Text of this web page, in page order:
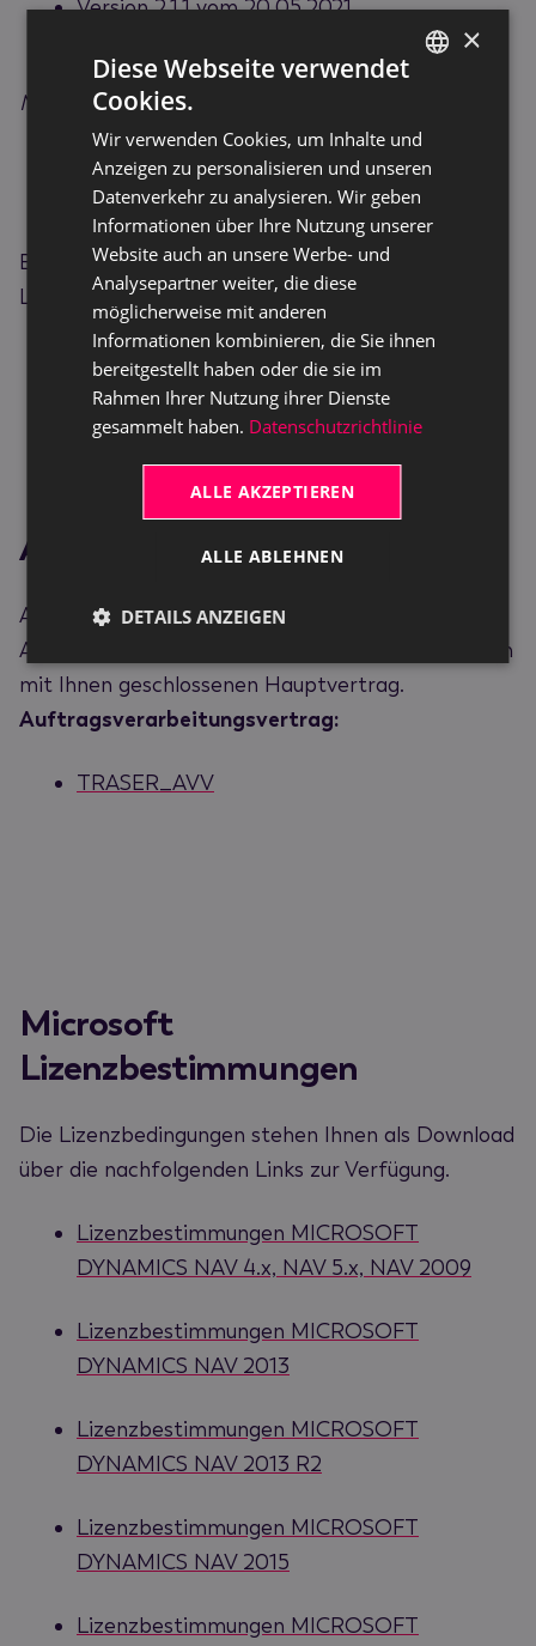
Version 2.1.1 vom 20.05.2021
Nutzung:
Version 2.1 vom 20.05.2021
Version 3.0 vom 18.01.2022
Bitte beachten Sie auch die Microsoft
Lizenzbedingungen.
Auftragsverarbeitungsvertrag
Auf dieser Seite finden Sie den aktuell gültigen
Auftragsverarbeitungsvertrag, eine Anlage zu dem
mit Ihnen geschlossenen Hauptvertrag.
Auftragsverarbeitungsvertrag:
TRASER_AVV
Microsoft
Lizenzbestimmungen
Die Lizenzbedingungen stehen Ihnen als Download
über die nachfolgenden Links zur Verfügung.
Lizenzbestimmungen MICROSOFT
DYNAMICS NAV 4.x, NAV 5.x, NAV 2009
Lizenzbestimmungen MICROSOFT
DYNAMICS NAV 2013
Lizenzbestimmungen MICROSOFT
DYNAMICS NAV 2013 R2
Lizenzbestimmungen MICROSOFT
DYNAMICS NAV 2015
Lizenzbestimmungen MICROSOFT
ENGLISH
×
Diese Webseite verwendet
Cookies.
Wir verwenden Cookies, um Inhalte und
Anzeigen zu personalisieren und unseren
Datenverkehr zu analysieren. Wir geben
Informationen über Ihre Nutzung unserer
Website auch an unsere Werbe- und
Analysepartner weiter, die diese
möglicherweise mit anderen
Informationen kombinieren, die Sie ihnen
bereitgestellt haben oder die sie im
Rahmen Ihrer Nutzung ihrer Dienste
gesammelt haben. Datenschutzrichtlinie
ALLE AKZEPTIEREN
ALLE ABLEHNEN
DETAILS ANZEIGEN